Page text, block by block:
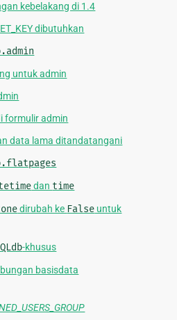
kebelakang di 1.4
dibutuhkan
untuk admin
formulir admin
data lama ditandatangani
dan time
dirubah ke False untuk
-khusus
basisdata